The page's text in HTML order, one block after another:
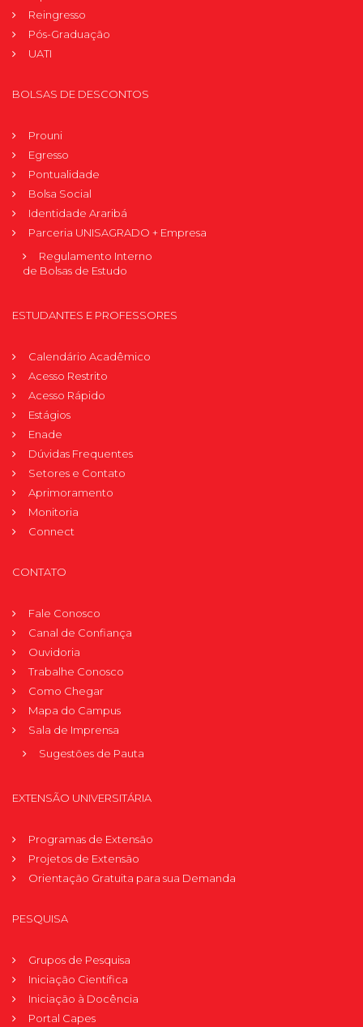
Reingresso
Pós-Graduação
UATI
BOLSAS DE DESCONTOS
Prouni
Egresso
Pontualidade
Bolsa Social
Identidade Araribá
Parceria UNISAGRADO + Empresa
Regulamento Interno
de Bolsas de Estudo
ESTUDANTES E PROFESSORES
Calendário Acadêmico
Acesso Restrito
Acesso Rápido
Estágios
Enade
Dúvidas Frequentes
Setores e Contato
Aprimoramento
Monitoria
Connect
CONTATO
Fale Conosco
Canal de Confiança
Ouvidoria
Trabalhe Conosco
Como Chegar
Mapa do Campus
Sala de Imprensa
Sugestões de Pauta
EXTENSÃO UNIVERSITÁRIA
Programas de Extensão
Projetos de Extensão
Orientação Gratuita para sua Demanda
PESQUISA
Grupos de Pesquisa
Iniciação Científica
Iniciação à Docência
Portal Capes